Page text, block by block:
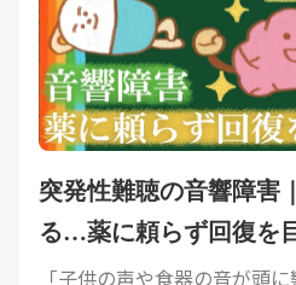
突発性難聴の音響障害
る…薬に頼らず回復を
「子供の声や食器の音が頭